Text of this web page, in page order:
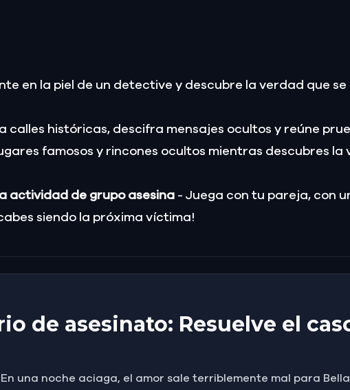
en la piel de un detective y descubre la verdad que se
calles históricas, descifra mensajes ocultos y reúne
famosos y rincones ocultos mientras descubres la
actividad de grupo asesina - Juega con tu pareja, con
siendo la próxima víctima!
de asesinato: Resuelve el
En una noche aciaga, el amor sale terriblemente mal para